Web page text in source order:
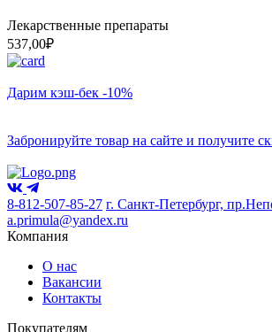
Лекарственные препараты
537,00₽
Дарим кэш-бек -10%
Забронируйте товар на сайте и получите
8-812-507-85-27 г. Санкт-Петербург,
a.primula@yandex.ru
Компания
О нас
Вакансии
Контакты
Покупателям